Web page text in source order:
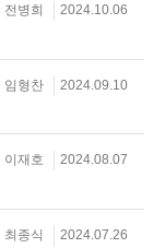
전병희 2024.10.06
임형찬 2024.09.10
이재호 2024.08.07
최종식 2024.07.26